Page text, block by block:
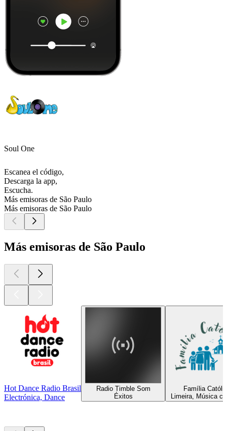
Soul One
Escanea el código,
Descarga la app,
Escucha.
Más emisoras de São Paulo
Más emisoras de São Paulo
Más emisoras de São Paulo
Hot Dance Radio Brasil
Electrónica, Dance
Radio Timble Som
Éxitos
Família
Limeira, Música